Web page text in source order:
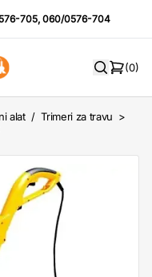
705,060/0576-704
(0)
alat / Trimeri za travu >